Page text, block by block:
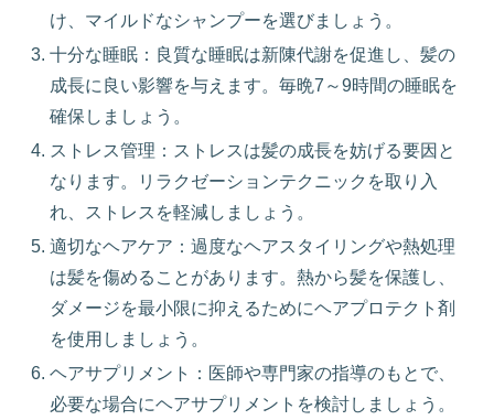
け、マイルドなシャンプーを選びましょう。
十分な睡眠：良質な睡眠は新陳代謝を促進し、髪の
成長に良い影響を与えます。毎晩7～9時間の睡眠を
確保しましょう。
ストレス管理：ストレスは髪の成長を妨げる要因と
なります。リラクゼーションテクニックを取り入
れ、ストレスを軽減しましょう。
適切なヘアケア：過度なヘアスタイリングや熱処理
は髪を傷めることがあります。熱から髪を保護し、
ダメージを最小限に抑えるためにヘアプロテクト剤
を使用しましょう。
ヘアサプリメント：医師や専門家の指導のもとで、
必要な場合にヘアサプリメントを検討しましょう。